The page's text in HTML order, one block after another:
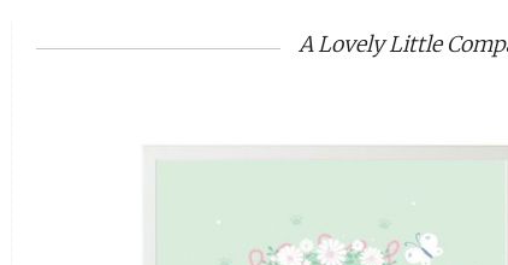
A Lovely Little